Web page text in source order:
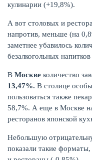
кулинарии (+19,8%).
А вот столовых и
напротив, меньше (на
заметнее убавилось
безалкогольных
В Москве количество
13,47%. В столице
пользоваться также
58,7%. А еще в Москве
ресторанов японской
Небольшую
показали такие